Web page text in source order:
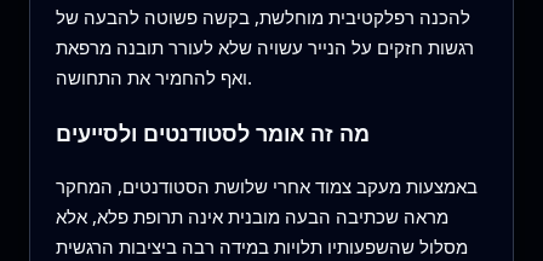
להכנה רפלקטיבית מוחלשת, בקשה פשוטה להבעה של
רגשות חזקים על הנייר עשויה שלא לעורר תובנה מרפאת
ואף להחמיר את התחושה.
מה זה אומר לסטודנטים ולסייעים
באמצעות מעקב צמוד אחרי שלושת הסטודנטים, המחקר
מראה שכתיבה הבעה מובנית אינה תרופת פלא, אלא
מסלול שהשפעותיו תלויות במידה רבה ביציבות הרגשית